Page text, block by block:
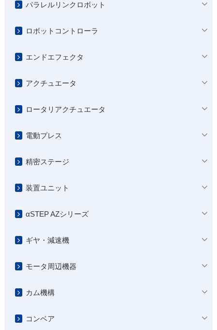
パラレルリンクロボット
ロボットコントローラ
エンドエフェクタ
アクチュエータ
ロータリアクチュエータ
電動プレス
精密ステージ
装置ユニット
αSTEP AZシリーズ
ギヤ・減速機
モータ周辺機器
カム機構
コンベア